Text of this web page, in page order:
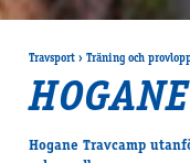
Travsport ›Träning och
Hogane Travcamp